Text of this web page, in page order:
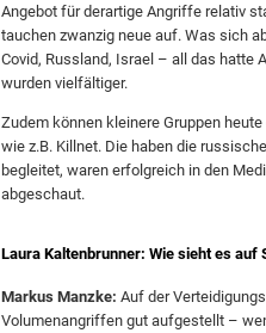
Angebot für derartige Angriffe relativ
tauchen zwanzig neue auf. Was sich
Covid, Russland, Israel – all das hatte
wurden vielfältiger.
Zudem können kleinere Gruppen
wie z.B. Killnet. Die haben die
begleitet, waren erfolgreich in den
abgeschaut.
Laura Kaltenbrunner: Wie sieht es auf
Markus Manzke: Auf der
Volumenangriffen gut aufgestellt –